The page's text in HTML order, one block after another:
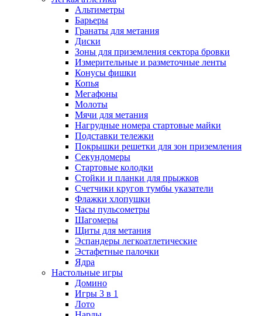
Альтиметры
Барьеры
Гранаты для метания
Диски
Зоны для приземления сектора бровки
Измерительные и разметочные ленты
Конусы фишки
Копья
Мегафоны
Молоты
Мячи для метания
Нагрудные номера стартовые майки
Подставки тележки
Покрышки решетки для зон приземления
Секундомеры
Стартовые колодки
Стойки и планки для прыжков
Счетчики кругов тумбы указатели
Флажки хлопушки
Часы пульсометры
Шагомеры
Щиты для метания
Эспандеры легкоатлетические
Эстафетные палочки
Ядра
Настольные игры
Домино
Игры 3 в 1
Лото